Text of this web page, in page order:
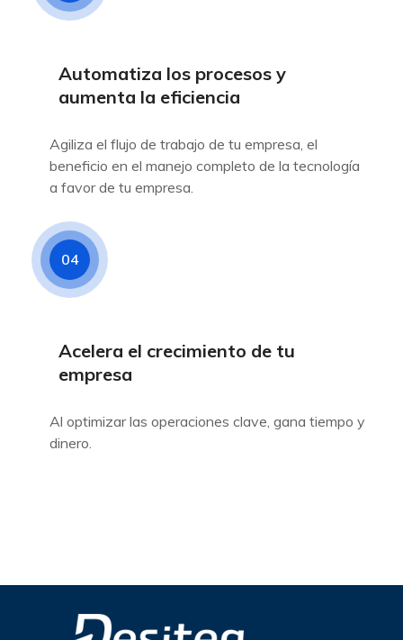
Automatiza los procesos y
aumenta la eficiencia
Agiliza el flujo de trabajo de tu empresa, el
beneficio en el manejo completo de la tecnología
a favor de tu empresa.
04
Acelera el crecimiento de tu
empresa
Al optimizar las operaciones clave, gana tiempo y
dinero.